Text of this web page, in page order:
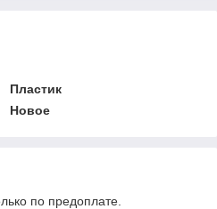
Пластик
Новое
по предоплате.